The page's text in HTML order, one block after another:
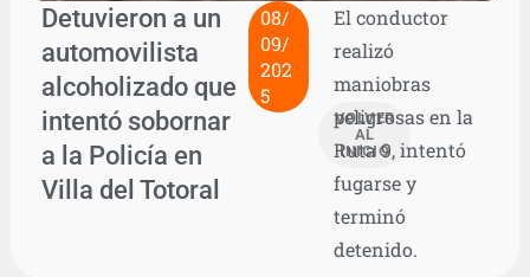
Detuvieron a un
automovilista
alcoholizado que
intentó sobornar
a la Policía en
Villa del Totoral
08/
09/
202
5
VOLVER
AL
INICIO
El conductor
realizó
maniobras
peligrosas en la
Ruta 9, intentó
fugarse y
terminó
detenido.